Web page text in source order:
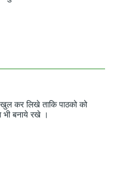
कर लिखे ताकि पाठको को
भी बनाये रखे ।